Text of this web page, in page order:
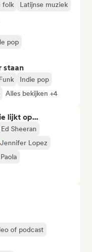
folk
Latijnse muziek
pop
staan
Indie pop
Alles bekijken +4
lijkt op...
Ed Sheeran
Jennifer Lopez
of podcast